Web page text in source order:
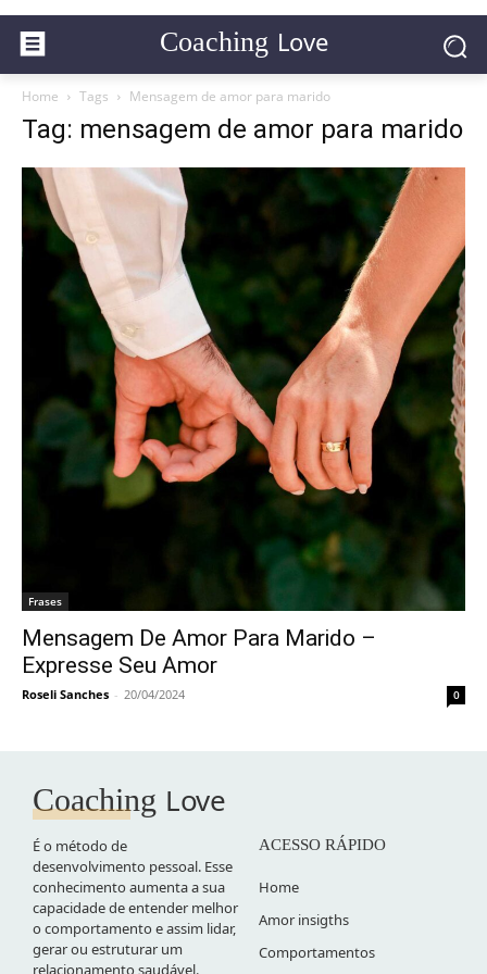
Coaching Love
Home Tags Mensagem de amor para marido
Tag: mensagem de amor para marido
Frases
Mensagem De Amor Para Marido –
Expresse Seu Amor
Roseli Sanches - 20/04/2024 0
Coaching Love
É o método de
desenvolvimento pessoal. Esse
conhecimento aumenta a sua
capacidade de entender melhor
o comportamento e assim lidar,
gerar ou estruturar um
relacionamento saudável.
ACESSO RÁPIDO
Home
Amor insigths
Comportamentos